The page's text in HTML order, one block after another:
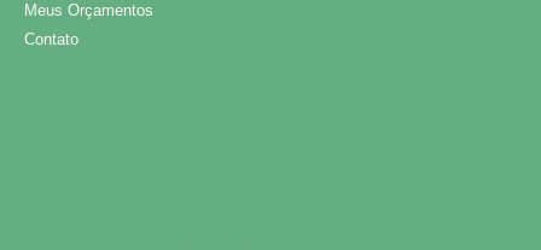
Meus Orçamentos
Contato